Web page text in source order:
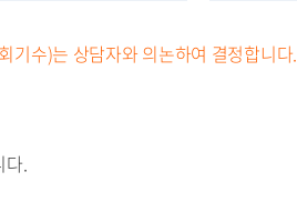
기수)는 상담자와 의논하여 결정합니다.
다.